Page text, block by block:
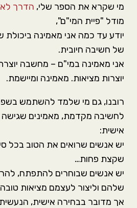
מי שקרא את הספר שלי, הדרך
מודל "פיית המי"ם",
יודע עד כמה אני מאמינה ביכולת
של חשיבה חיובית.
אני מאמינה במי"ם – מחשבה
יוצרות מציאות. מאמינה ומיישמת.
רובנו, גם מי שלמד להשתמש בשפה
לחשיבה מקדמת, מאמינים שגישה
אישית:
יש אנשים שרואים את הטוב בכל
שקצת פחות…
יש אנשים שבוחרים להתפתח,
שלהם וליצור לעצמם מציאות טובה
אך מדובר בבחירה אישית,